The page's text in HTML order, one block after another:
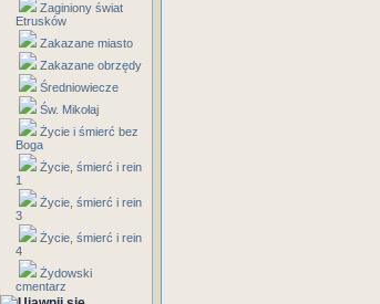
Zaginiony świat
Etrusków
Zakazane miasto
Zakazane obrzędy
Średniowiecze
Św. Mikołaj
Życie i śmierć bez
Boga
Życie, śmierć i rein
1
Życie, śmierć i rein
3
Życie, śmierć i rein
4
Żydowski
cmentarz